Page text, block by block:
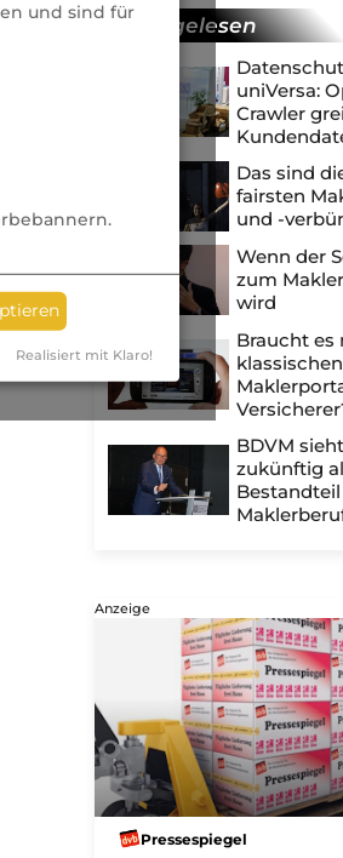
meist gelesen
uniVersa:
Crawler
Das sind
fairsten
und -
Wenn der
zum
wird
Braucht es
klassischen
BDVM
zukünftig
Bestandteil
Anzeige
Pressespiegel
und sind für
Realisiert mit Klaro!